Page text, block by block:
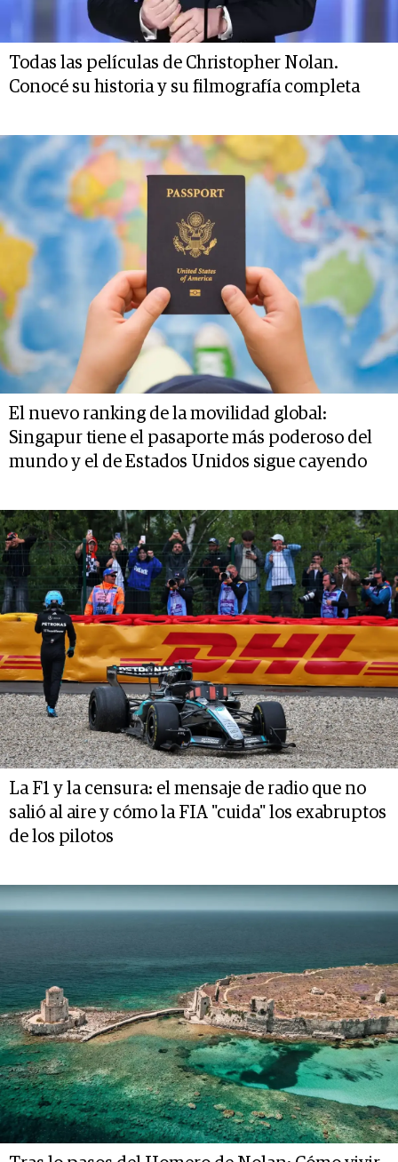
Todas las películas de Christopher Nolan.
Conocé su historia y su filmografía completa
El nuevo ranking de la movilidad global:
Singapur tiene el pasaporte más poderoso del
mundo y el de Estados Unidos sigue cayendo
La F1 y la censura: el mensaje de radio que no
salió al aire y cómo la FIA "cuida" los exabruptos
de los pilotos